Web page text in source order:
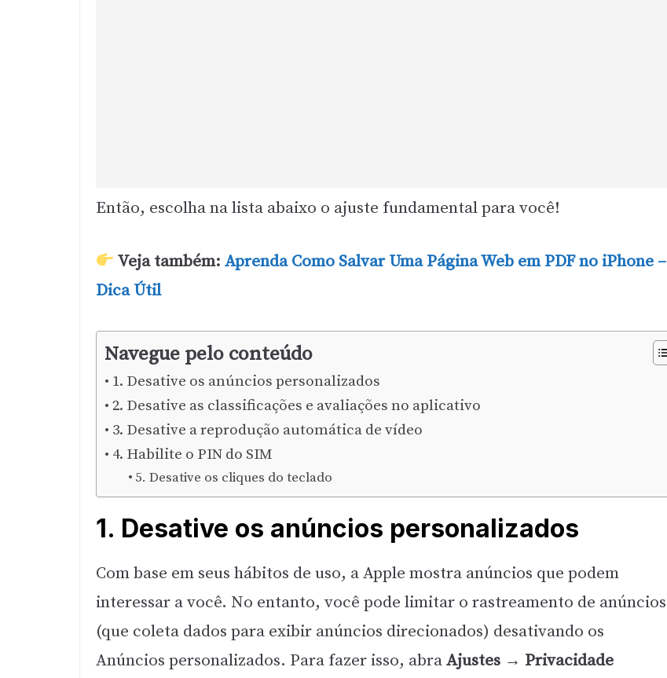
Então, escolha na lista abaixo o ajuste fundamental para você!
Veja também: Aprenda Como Salvar Uma Página Web em PDF no iPhone –
Dica Útil
Navegue pelo conteúdo
1. Desative os anúncios personalizados
2. Desative as classificações e avaliações no aplicativo
3. Desative a reprodução automática de vídeo
4. Habilite o PIN do SIM
5. Desative os cliques do teclado
1. Desative os anúncios personalizados
Com base em seus hábitos de uso, a Apple mostra anúncios que podem
interessar a você. No entanto, você pode limitar o rastreamento de anúncios
(que coleta dados para exibir anúncios direcionados) desativando os
Anúncios personalizados. Para fazer isso, abraAjustes → Privacidade